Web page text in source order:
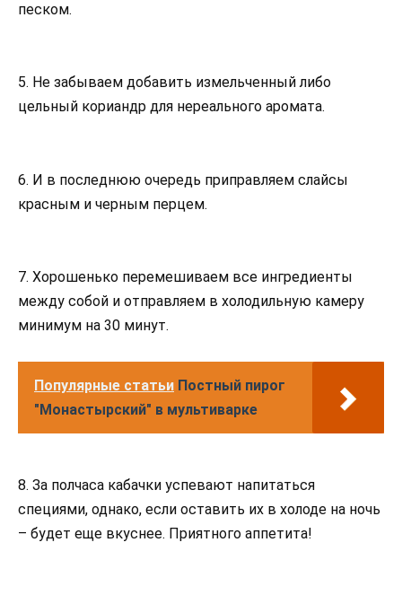
песком.
5. Не забываем добавить измельченный либо
цельный кориандр для нереального аромата.
6. И в последнюю очередь приправляем слайсы
красным и черным перцем.
7. Хорошенько перемешиваем все ингредиенты
между собой и отправляем в холодильную камеру
минимум на 30 минут.
Популярные статьи Постный пирог
"Монастырский" в мультиварке
8. За полчаса кабачки успевают напитаться
специями, однако, если оставить их в холоде на ночь
– будет еще вкуснее. Приятного аппетита!